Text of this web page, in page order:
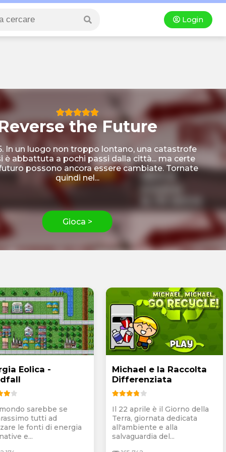
Login
the Future
In un luogo non troppo lontano, una catastrofe
è abbattuta a pochi passi dalla città... ma certe
possono ancora essere cambiate. Tornate
quindi nel...
Gioca >
Eolica -
sarebbe se
tutti ad
le fonti di energia
e...
Michael e la Raccolta
Differenziata
Il 22 aprile è il Giorno della
Terra, giornata dedicata
all'ambiente e alla
salvaguardia del...